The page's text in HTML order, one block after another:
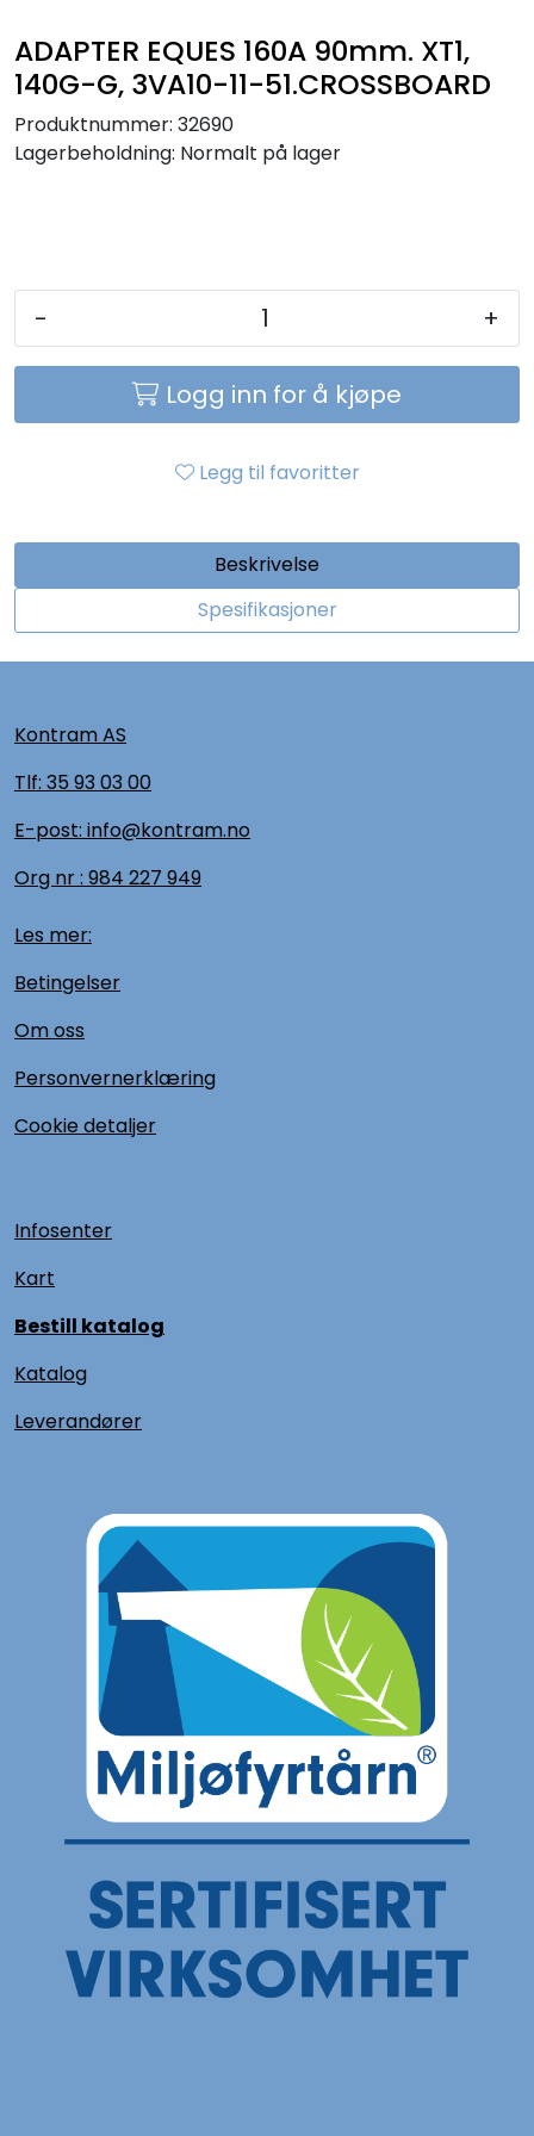
ADAPTER EQUES 160A 90mm. XT1,
140G-G, 3VA10-11-51.CROSSBOARD
Produktnummer: 32690
Lagerbeholdning: Normalt på lager
- +
Logg inn for å kjøpe
Legg til favoritter
Beskrivelse
Spesifikasjoner
Kontram AS
Tlf: 35 93 03 00
E-post: info@kontram.no
Org nr : 984 227 949
Les mer:
Betingelser
Om oss
Personvernerklæring
Cookie detaljer
Infosenter
Kart
Bestill katalog
Katalog
Leverandører
Leverandører
Nyheter